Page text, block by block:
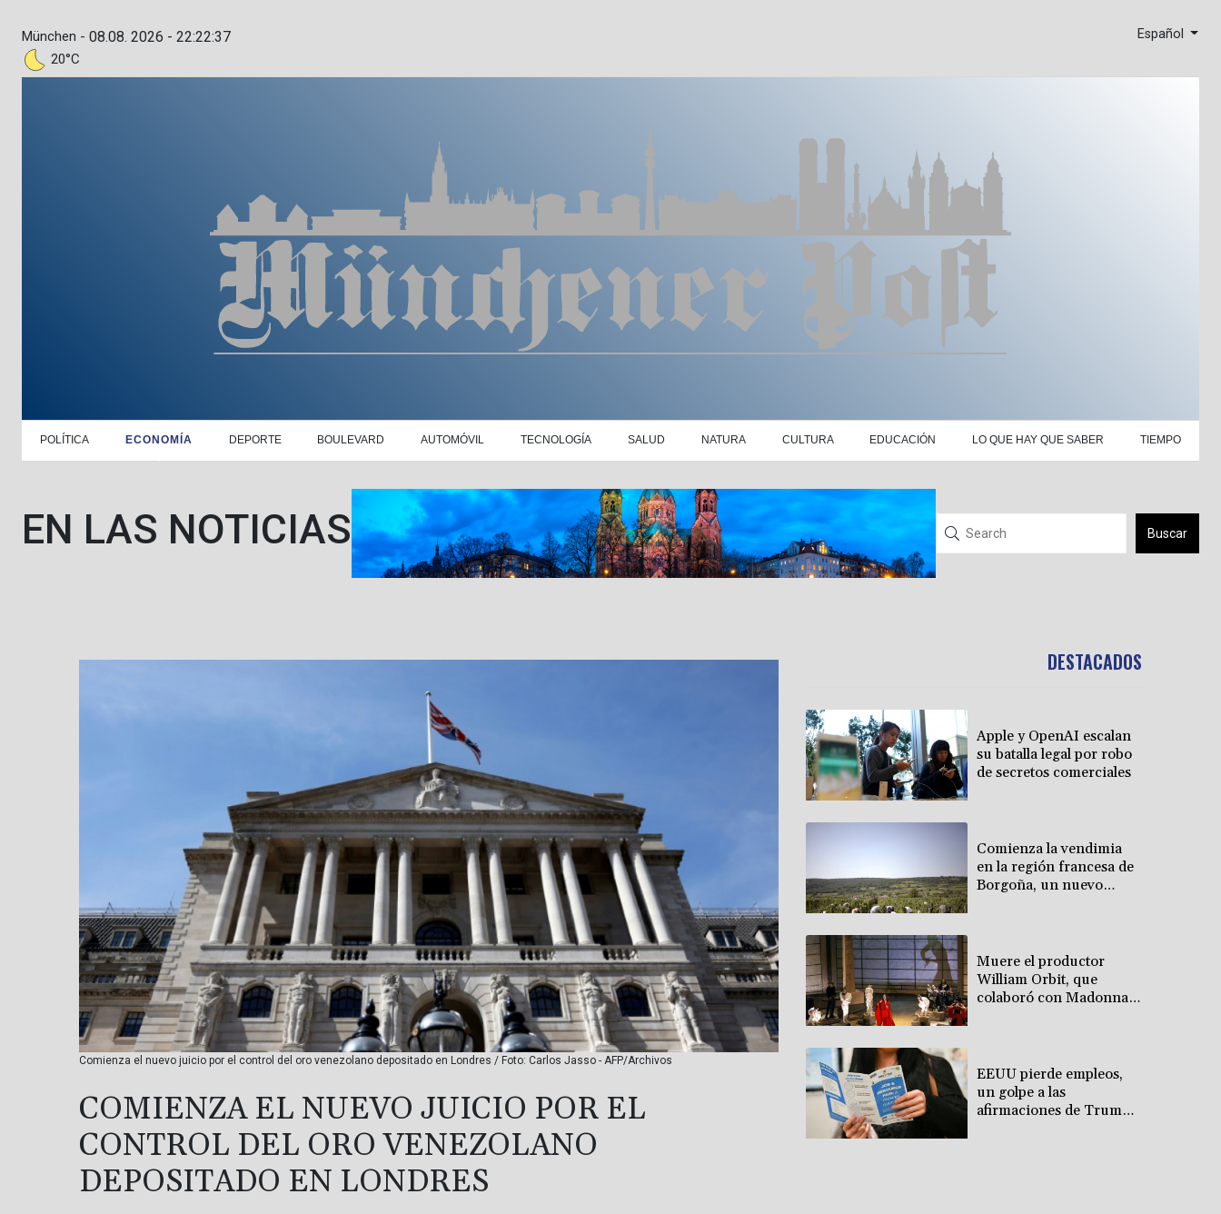
München -
20°C
08.08. 2026 - 22:22:38 Español
POLÍTICA ECONOMÍA DEPORTE BOULEVARD AUTOMÓVIL TECNOLOGÍA SALUD NATURA CULTURA EDUCACIÓN LO QUE HAY QUE SABER TIEMPO
EN LAS NOTICIAS Buscar
Comienza el nuevo juicio por el control del oro venezolano depositado en Londres / Foto: Carlos Jasso - AFP/Archivos
COMIENZA EL NUEVO JUICIO POR EL
CONTROL DEL ORO VENEZOLANO
DEPOSITADO EN LONDRES
DESTACADOS
Apple y OpenAI escalan
su batalla legal por robo
de secretos comerciales
Comienza la vendimia
en la región francesa de
Borgoña, un nuevo
Muere el productor
William Orbit, que
colaboró con Madonna
EEUU pierde empleos,
un golpe a las
afirmaciones de Trump